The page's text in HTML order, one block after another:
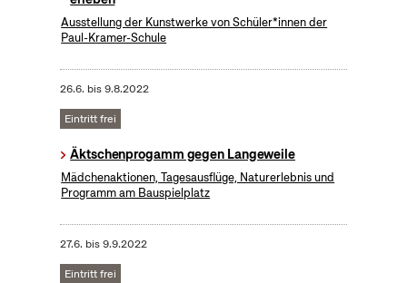
Ausstellung der Kunstwerke von Schüler*innen der
Paul-Kramer-Schule
26.6. bis9.8.2022
Eintritt frei
Äktschenprogamm gegen Langeweile
Mädchenaktionen, Tagesausflüge, Naturerlebnis und
Programm am Bauspielplatz
27.6. bis9.9.2022
Eintritt frei